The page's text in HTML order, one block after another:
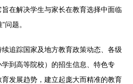
在解决学生与家长在教育选择中面临
问题。
续追踪国家及地方教育政策动态、各级
到高等院校）的招生信息、特色专
发展趋势，建立起庞大而精准的教育